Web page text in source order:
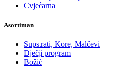
Cvjećarna
Asortiman
Supstrati, Kore, Malčevi
Dječji program
Božić